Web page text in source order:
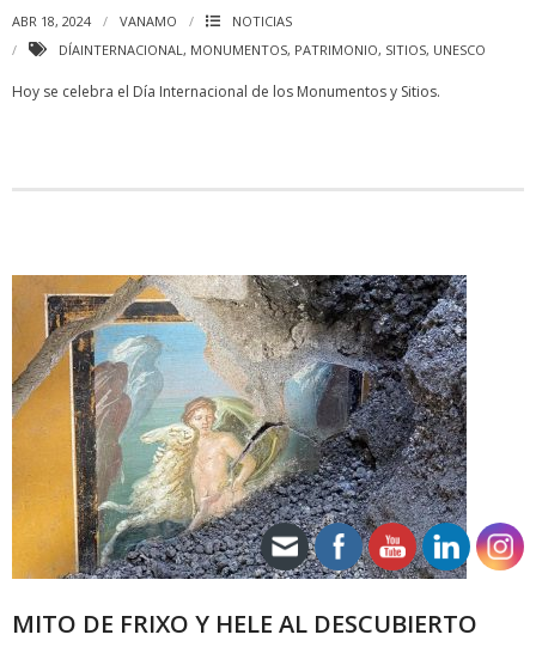
ABR 18, 2024 VANAMO
NOTICIAS
DÍAINTERNACIONAL, MONUMENTOS, PATRIMONIO, SITIOS, UNESCO
Hoy se celebra el Día Internacional de los Monumentos y Sitios.
MITO DE FRIXO Y HELE AL DESCUBIERTO